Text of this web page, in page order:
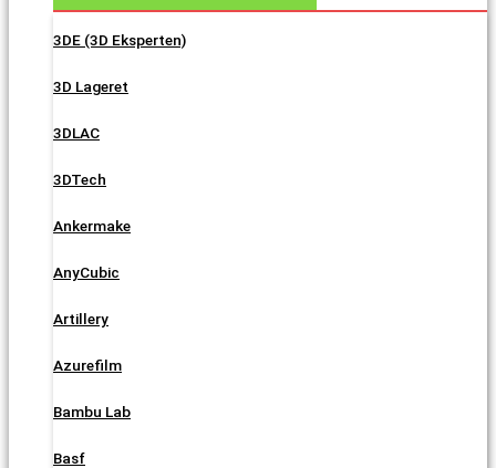
3DE (3D Eksperten)
3D Lageret
3DLAC
3DTech
Ankermake
AnyCubic
Artillery
Azurefilm
Bambu Lab
Basf